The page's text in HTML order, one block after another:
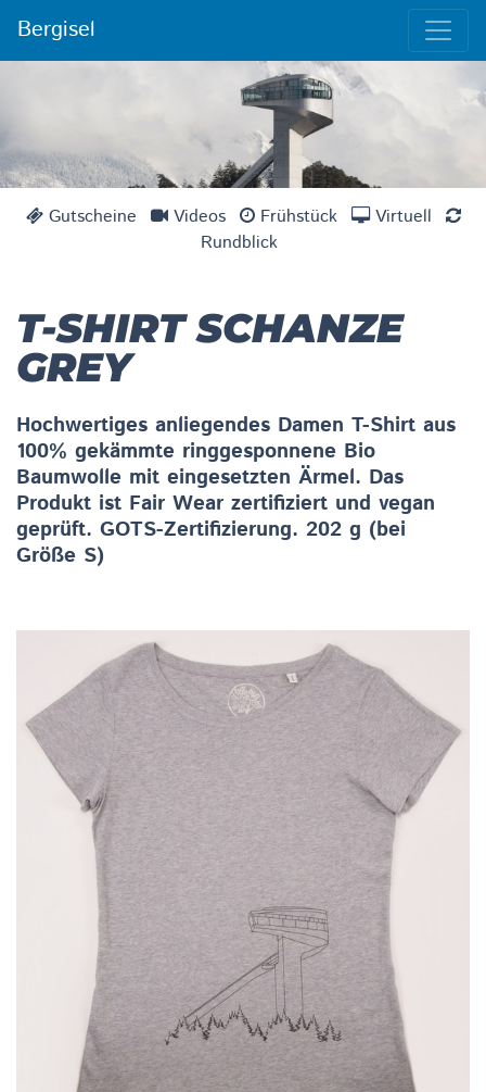
Bergisel
Gutscheine Videos Frühstück
Virtuell
Rundblick
T-SHIRT SCHANZE
GREY
Hochwertiges anliegendes Damen T-Shirt aus
100% gekämmte ringgesponnene Bio
Baumwolle mit eingesetzten Ärmel. Das
Produkt ist Fair Wear zertifiziert und vegan
geprüft. GOTS-Zertifizierung. 202 g (bei
Größe S)